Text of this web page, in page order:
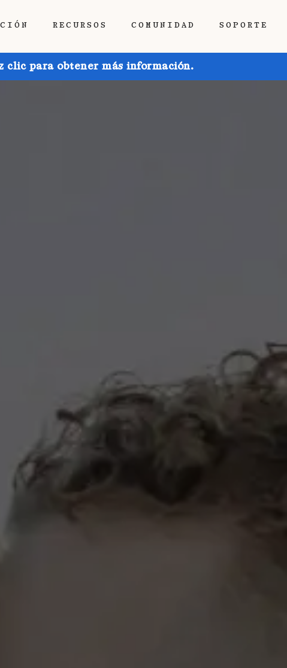
RECURSOS COMUNIDAD SOPORTE
clic para obtener más información.